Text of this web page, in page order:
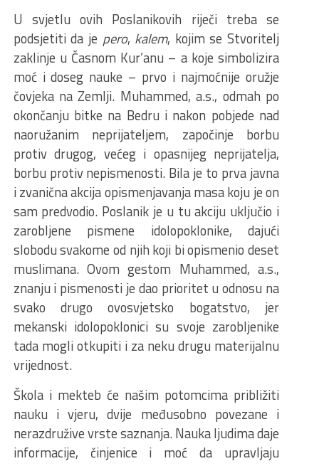
U svjetlu ovih Poslanikovih riječi treba se
podsjetiti da je pero, kalem, kojim se Stvoritelj
zaklinje u Časnom Kur’anu – a koje simbolizira
moć i doseg nauke – prvo i najmoćnije oružje
čovjeka na Zemlji. Muhammed, a.s., odmah po
okončanju bitke na Bedru i nakon pobjede nad
naoružanim neprijateljem, započinje borbu
protiv drugog, većeg i opasnijeg neprijatelja,
borbu protiv nepismenosti. Bila je to prva javna
i zvanična akcija opismenjavanja masa koju je on
sam predvodio. Poslanik je u tu akciju uključio i
zarobljene pismene idolopoklonike, dajući
slobodu svakome od njih koji bi opismenio deset
muslimana. Ovom gestom Muhammed, a.s.,
znanju i pismenosti je dao prioritet u odnosu na
svako drugo ovosvjetsko bogatstvo, jer
mekanski idolopoklonici su svoje zarobljenike
tada mogli otkupiti i za neku drugu materijalnu
vrijednost.
Škola i mekteb će našim potomcima približiti
nauku i vjeru, dvije međusobno povezane i
nerazdružive vrste saznanja. Nauka ljudima daje
informacije, činjenice i moć da upravljaju